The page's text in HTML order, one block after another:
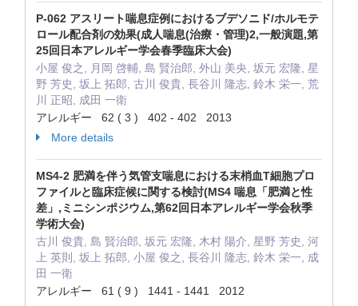
P-062 アスリート喘息症例におけるブデソニド/ホルモテ
ロール配合剤の効果(成人喘息(治療・管理)2,一般演題,第
25回日本アレルギー学会春季臨床大会)
小屋 俊之, 月岡 啓輔, 島 賢治郎, 外山 美央, 坂元 宏隆, 星
野 芳史, 坂上 拓郎, 古川 俊貴, 長谷川 隆志, 鈴木 栄一, 荒
川 正昭, 成田 一衛
アレルギー 62 ( 3 ) 402 - 402 2013
More details
MS4-2 肥満を伴う気管支喘息における末梢血T細胞プロ
ファイルと臨床症候に関する検討(MS4 喘息「肥満と性
差」,ミニシンポジウム,第62回日本アレルギー学会秋季
学術大会)
古川 俊貴, 島 賢治郎, 坂元 宏隆, 木村 陽介, 星野 芳史, 河
上 英則, 坂上 拓郎, 小屋 俊之, 長谷川 隆志, 鈴木 栄一, 成
田 一衛
アレルギー 61 ( 9 ) 1441 - 1441 2012